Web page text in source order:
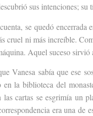
sus intenciones;
se quedó
cruel ni más increíble.
Aquel suceso
Vanesa sabía que ese
la biblioteca del
las cartas se esgrimía un
era una de